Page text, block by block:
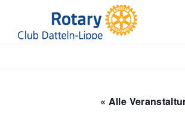
« Alle